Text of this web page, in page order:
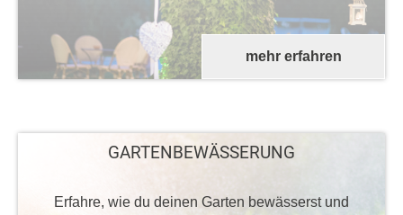
mehr erfahren
GARTENBEWÄSSERUNG
Erfahre, wie du deinen Garten bewässerst und